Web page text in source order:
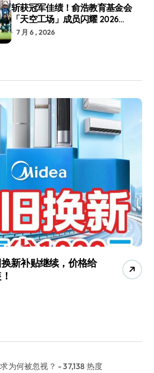
斩获冠军佳绩！俞浩教育基金会
「天空工场」成员闪耀 2026
RoboCup 机器人世界杯
7 月 6 , 2026
新补贴继续，价格给
为何被忽视？ - 37,138 热度